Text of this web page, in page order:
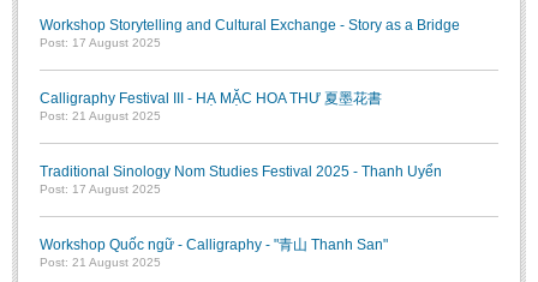
Workshop Storytelling and Cultural Exchange - Story as a Bridge
Post: 17 August 2025
Calligraphy Festival III - HẠ MẶC HOA THƯ 夏墨花書
Post: 21 August 2025
Traditional Sinology Nom Studies Festival 2025 - Thanh Uyển
Post: 17 August 2025
Workshop Quốc ngữ - Calligraphy - "青山 Thanh San"
Post: 21 August 2025